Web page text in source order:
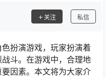
关注 私信
扮演游戏，玩家扮演着
斗。在游戏中，合理地
因素。本文将为大家介